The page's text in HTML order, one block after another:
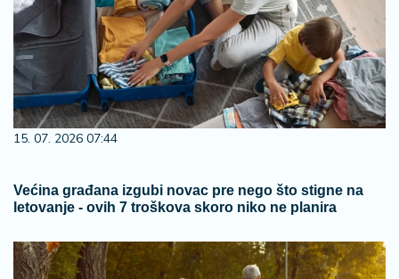
15. 07. 2026 07:44
Većina građana izgubi novac pre nego što stigne na
letovanje - ovih 7 troškova skoro niko ne planira